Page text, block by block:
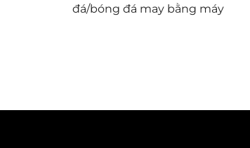
đá/bóng đá may bằng máy